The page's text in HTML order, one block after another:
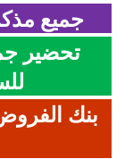
جميع
تحضير
بنك